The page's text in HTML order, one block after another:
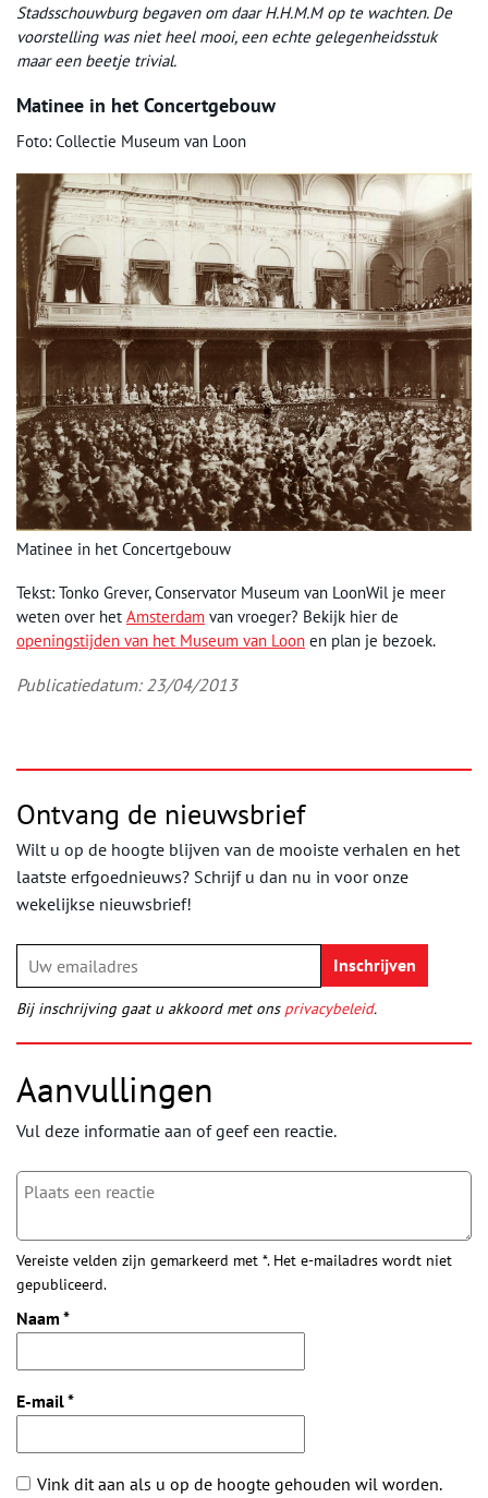
Stadsschouwburg begaven om daar H.H.M.M op te wachten. De
voorstelling was niet heel mooi, een echte gelegenheidsstuk
maar een beetje trivial.
Matinee in het Concertgebouw
Foto: Collectie Museum van Loon
Matinee in het Concertgebouw
Tekst: Tonko Grever, Conservator Museum van LoonWil je meer
weten over het Amsterdam van vroeger? Bekijk hier de
openingstijden van het Museum van Loon en plan je bezoek.
Publicatiedatum: 23/04/2013
Ontvang de nieuwsbrief
Wilt u op de hoogte blijven van de mooiste verhalen en het
laatste erfgoednieuws? Schrijf u dan nu in voor onze
wekelijkse nieuwsbrief!
Bij inschrijving gaat u akkoord met ons privacybeleid.
Aanvullingen
Vul deze informatie aan of geef een reactie.
Vereiste velden zijn gemarkeerd met *. Het e-mailadres wordt niet
gepubliceerd.
Naam *
E-mail*
Vink dit aan als u op de hoogte gehouden wil worden.